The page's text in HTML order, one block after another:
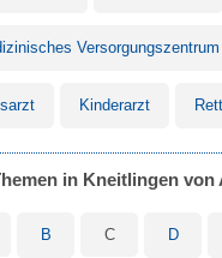
Versorgungszentrum
Kinderarzt
in Kneitlingen von
B C D